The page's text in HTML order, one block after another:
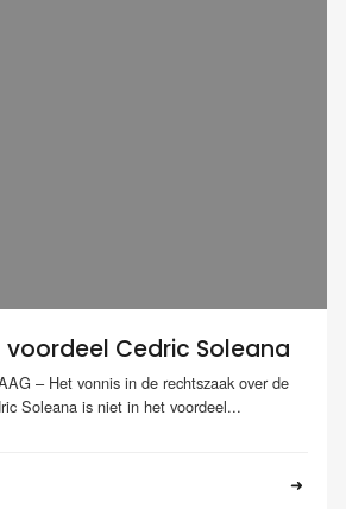
voordeel Cedric Soleana
– Het vonnis in de rechtszaak over de
Soleana is niet in het voordeel...